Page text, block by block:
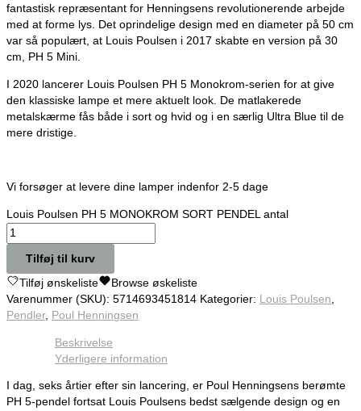
fantastisk repræsentant for Henningsens revolutionerende arbejde
med at forme lys. Det oprindelige design med en diameter på 50 cm
var så populært, at Louis Poulsen i 2017 skabte en version på 30
cm, PH 5 Mini.
I 2020 lancerer Louis Poulsen PH 5 Monokrom-serien for at give
den klassiske lampe et mere aktuelt look. De matlakerede
metalskærme fås både i sort og hvid og i en særlig Ultra Blue til de
mere dristige.
Vi forsøger at levere dine lamper indenfor 2-5 dage
Louis Poulsen PH 5 MONOKROM SORT PENDEL antal
Tilføj til kurv
Tilføj ønskeliste Browse øskeliste
Varenummer (SKU): 5714693451814 Kategorier: Louis Poulsen,
Pendler, Poul Henningsen
Beskrivelse
Yderligere information
I dag, seks årtier efter sin lancering, er Poul Henningsens berømte
PH 5-pendel fortsat Louis Poulsens bedst sælgende design og en